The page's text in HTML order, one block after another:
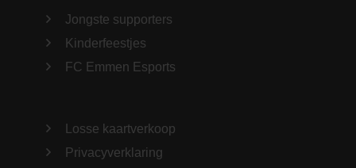
Jongste supporters
Kinderfeestjes
FC Emmen Esports
Losse kaartverkoop
Privacyverklaring